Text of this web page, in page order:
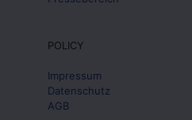
POLICY
Impressum
Datenschutz
AGB